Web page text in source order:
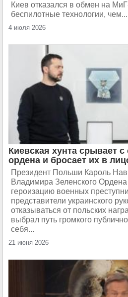
Киев отказался в обмен на
беспилотные технологии, чем...
4 июля 2026
Киевская хунта срывает
ордена и бросает их в
Президент Польши Кароль
Владимира Зеленского
героизацию военных
представители украинского
отказываться от польских
выбрал путь громкого
себя...
21 июня 2026